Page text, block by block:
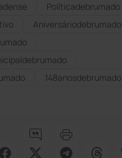
Políticadebrumado
Aniversáriodebrumado
148anosdebrumado